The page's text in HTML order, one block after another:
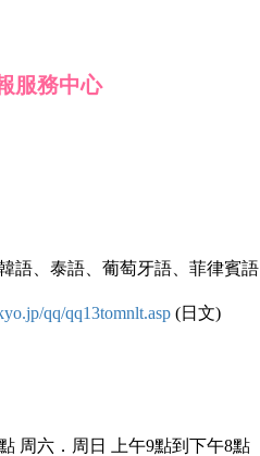
服務中心
語、泰語、葡萄牙語、菲律賓語
qq/qq13tomnlt.asp(日文)
周六．周日 上午9點到下午8點